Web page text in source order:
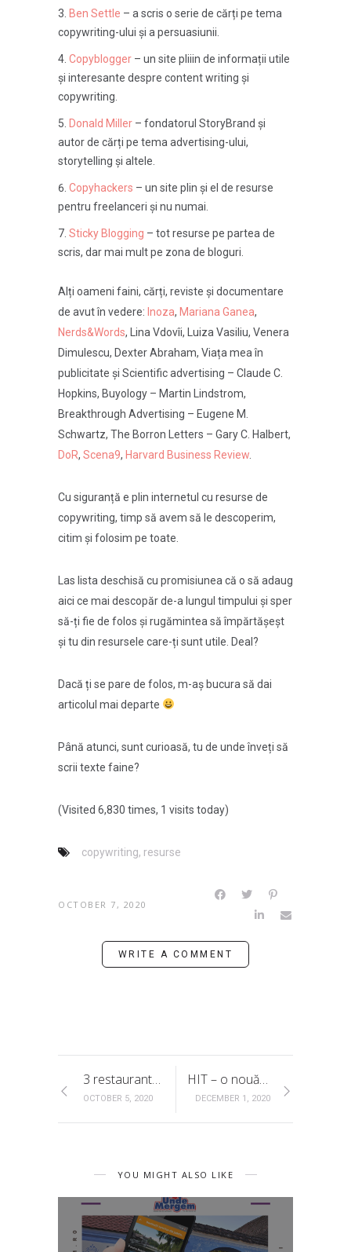
Ben Settle – a scris o serie de cărți pe tema
copywriting-ului și a persuasiunii.
Copyblogger – un site pliiin de informații utile
și interesante despre content writing și
copywriting.
Donald Miller – fondatorul StoryBrand și
autor de cărți pe tema advertising-ului,
storytelling și altele.
Copyhackers – un site plin și el de resurse
pentru freelanceri și nu numai.
Sticky Blogging – tot resurse pe partea de
scris, dar mai mult pe zona de bloguri.
Alți oameni faini, cărți, reviste și documentare
de avut în vedere: Inoza, Mariana Ganea,
Nerds&Words, Lina Vdovîi, Luiza Vasiliu, Venera
Dimulescu, Dexter Abraham, Viața mea în
publicitate și Scientific advertising – Claude C.
Hopkins, Buyology – Martin Lindstrom,
Breakthrough Advertising – Eugene M.
Schwartz, The Borron Letters – Gary C. Halbert,
DoR, Scena9, Harvard Business Review
Cu siguranță e plin internetul cu resurse de
copywriting, timp să avem să le descoperim,
citim și folosim pe toate.
Las lista deschisă cu promisiunea că o să adaug
aici ce mai descopăr de-a lungul timpului și sper
să-ți fie de folos și rugămintea să împărtășeșt
și tu din resursele care-ți sunt utile. Deal?
Dacă ți se pare de folos, m-aș bucura să dai
articolul mai departe
Până atunci, sunt curioasă, tu de unde înveți să
scrii texte faine?
(Visited 6,830 times, 1 visits today)
copywriting, resurse
OCTOBER 7, 2020
WRITE A COMMENT
3 restaurante în Brașov recomandate de merg.ro
OCTOBER 5, 2020
HIT – o nouă oportunitate pentru turismul brașovean
DECEMBER 1, 2020
YOU MIGHT ALSO LIKE